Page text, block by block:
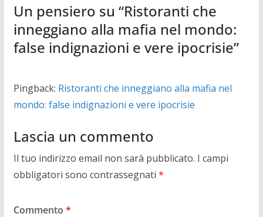
Un pensiero su “Ristoranti che
inneggiano alla mafia nel mondo:
false indignazioni e vere ipocrisie”
Pingback: Ristoranti che inneggiano alla mafia nel
mondo: false indignazioni e vere ipocrisie
Lascia un commento
Il tuo indirizzo email non sarà pubblicato. I campi
obbligatori sono contrassegnati *
Commento *